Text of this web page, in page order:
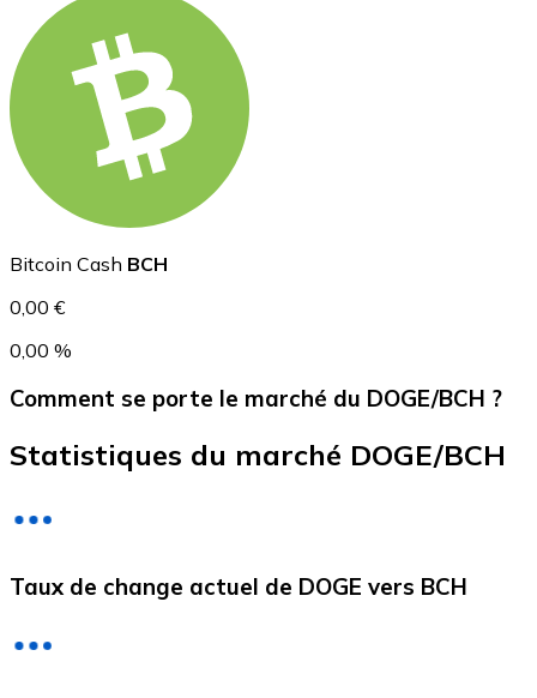
USD Coin
USDC
Bitcoin Cash BCH
0,00 €
0,00 %
Comment se porte le marché du DOGE/BCH ?
Statistiques du marché DOGE/BCH
Taux de change actuel de DOGE vers BCH